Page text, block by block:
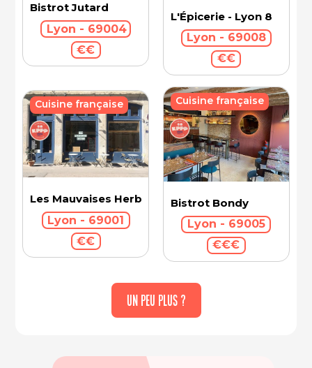
Bistrot Jutard
Lyon - 69004
€€
L'Épicerie - Lyon 8
Lyon - 69008
€€
Les Mauvaises Herbes
Lyon - 69001
€€
Cuisine française
Bistrot Bondy
Lyon - 69005
€€€
Cuisine française
UN PEU PLUS ?